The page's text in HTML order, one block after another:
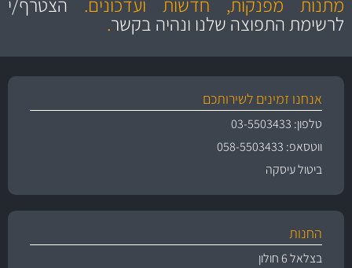
לרשימת התפוצה שלנו ונהיה בקשר.
אנחנו זמינים לשירותכם
טלפון: 03-5503433
ווטסאפ: 058-5503433
ביטול עיסקה
החנות
בצלאל 6 חולון